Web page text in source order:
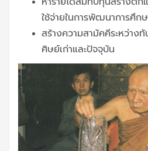
ใช้จ่ายในการพัฒนาการศึก
สร้างความสามัคคีระหว่า
ศิษย์เก่าและปัจจุบัน